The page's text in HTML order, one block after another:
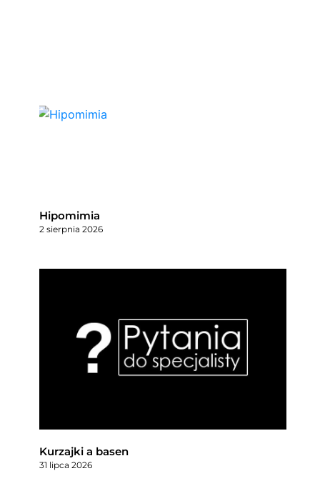
Hipomimia
2 sierpnia 2026
Kurzajki a basen
31 lipca 2026